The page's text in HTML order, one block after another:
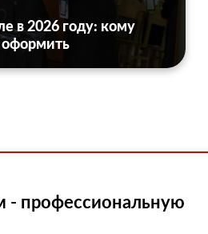
в 2026 году: кому
- профессиональную